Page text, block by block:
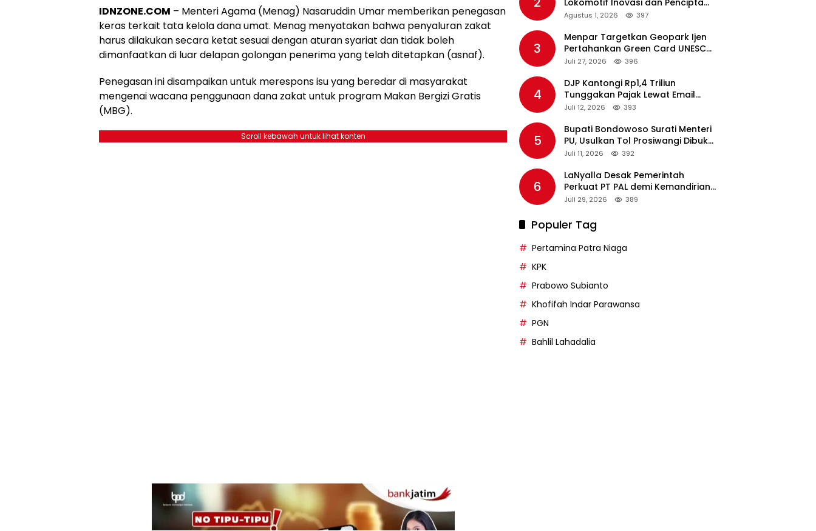
IDNZONE.COM – Menteri Agama (Menag) Nasaruddin Umar memberikan penegasan
keras terkait tata kelola dana umat. Menag menyatakan bahwa penyaluran zakat
harus dilakukan secara ketat sesuai dengan aturan syariat dan tidak boleh
dimanfaatkan di luar delapan golongan penerima yang telah ditetapkan (asnaf).
Penegasan ini disampaikan untuk merespons isu yang beredar di masyarakat
mengenai wacana penggunaan dana zakat untuk program Makan Bergizi Gratis
(MBG).
Scroll kebawah untuk lihat konten
Lapangan Kerja
Agustus 1, 2026 397
3
Menpar Targetkan Geopark Ijen
Pertahankan Green Card UNESCO
pada Revalidasi Agustus 2026
Juli 27, 2026 396
4
DJP Kantongi Rp1,4 Triliun
Tunggakan Pajak Lewat Email
Pengingat, Total Piutang Masih
Juli 12, 2026 393
5
Bupati Bondowoso Surati Menteri
PU, Usulkan Tol Prosiwangi Dibuka
Sementara
Juli 11, 2026 392
6
LaNyalla Desak Pemerintah
Perkuat PT PAL demi Kemandirian
Industri Pertahanan Maritim
Juli 29, 2026 389
Populer Tag
Pertamina Patra Niaga
KPK
Prabowo Subianto
Khofifah Indar Parawansa
PGN
Bahlil Lahadalia